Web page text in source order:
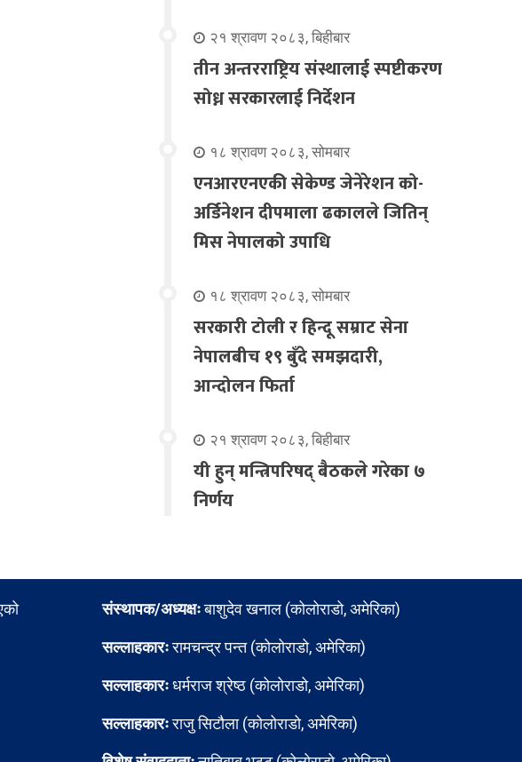
२१ श्रावण २०८३, बिहीबार
तीन अन्तरराष्ट्रिय संस्थालाई स्पष्टीकरण
सोध्न सरकारलाई निर्देशन
१८ श्रावण २०८३, सोमबार
एनआरएनएकी सेकेण्ड जेनेरेशन को-
अर्डिनेशन दीपमाला ढकालले जितिन्
मिस नेपालको उपाधि
१८ श्रावण २०८३, सोमबार
सरकारी टोली र हिन्दू सम्राट सेना
नेपालबीच १९ बुँदे समझदारी,
आन्दोलन फिर्ता
२१ श्रावण २०८३, बिहीबार
यी हुन् मन्त्रिपरिषद् बैठकले गरेका ७
निर्णय
संस्थापक/अध्यक्षःबाशुदेव खनाल (कोलोराडो, अमेरिका)
सल्लाहकारःरामचन्द्र पन्त (कोलोराडो, अमेरिका)
सल्लाहकारःधर्मराज श्रेष्ठ (कोलोराडो, अमेरिका)
सल्लाहकारःराजु सिटौला (कोलोराडो, अमेरिका)